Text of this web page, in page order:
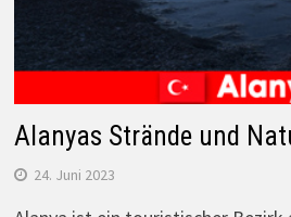
Alanyas Strände und
24. Juni 2023